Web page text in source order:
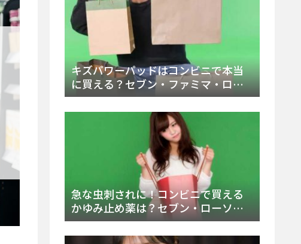
キズパワーパッドはコンビニで本当
に買える？セブン・ファミマ・ロー
ソン徹底調査＆値段と種類別販売場
所まとめ
急な虫刺されに！コンビニで買える
かゆみ止め薬は？セブン・ローソ
ン・ファミマの販売状況と定番商品
まとめ